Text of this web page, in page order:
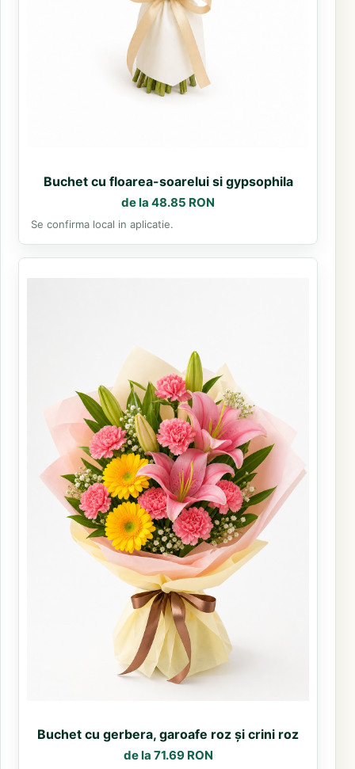
Buchet cu floarea-soarelui si gypsophila
de la 48.85 RON
Se confirma local in aplicatie.
Buchet cu gerbera, garoafe roz și crini roz
de la 71.69 RON